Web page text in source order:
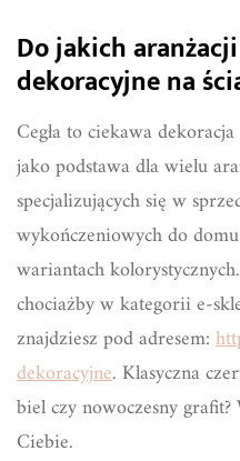
Do jakich
dekoracyjne na
Cegła to ciekawa
jako podstawa dla wielu
specjalizujących się w
wykończeniowych do
wariantach
chociażby w kategorii e-
znajdziesz pod adresem:
dekoracyjne. Klasyczna
biel czy nowoczesny
Ciebie.